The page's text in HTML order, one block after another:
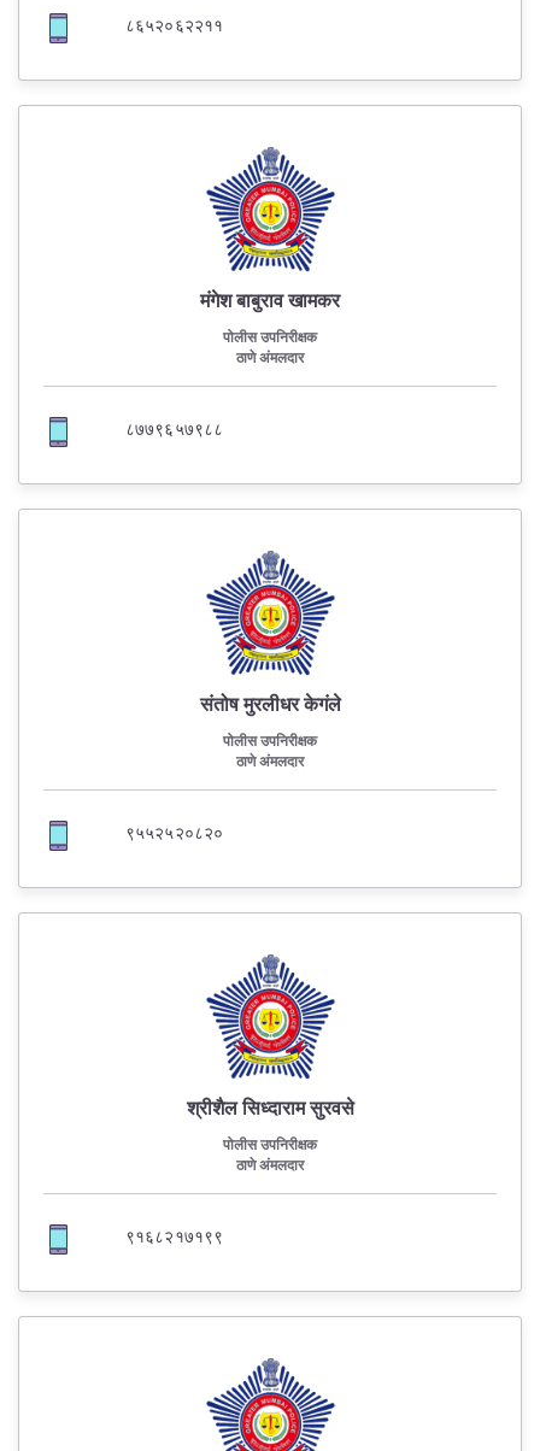
८६५२०६२२११
मंगेश बाबुराव खामकर
पोलीस उपनिरीक्षक
ठाणे अंमलदार
८७७९६५७९८८
संतोष मुरलीधर केगंले
पोलीस उपनिरीक्षक
ठाणे अंमलदार
९५५२५२०८२०
श्रीशैल सिध्दाराम सुरवसे
पोलीस उपनिरीक्षक
ठाणे अंमलदार
९१६८२१७१९९